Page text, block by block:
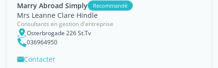
Marry Abroad Simply Recommandé
Mrs Leanne Clare Hindle
Consultants en gestion d'entreprise
Osterbrogade 226 St.Tv
036964950
Contacter